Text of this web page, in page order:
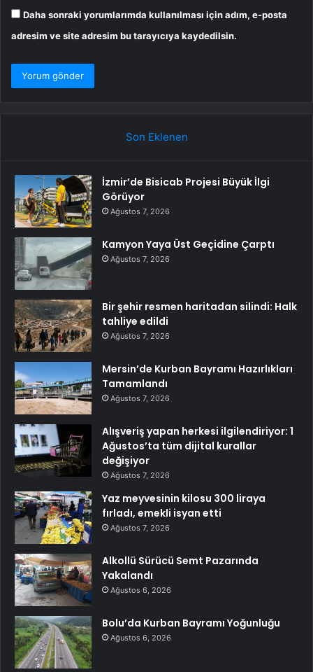
Daha sonraki yorumlarımda kullanılması için adım, e-posta
adresim ve site adresim bu tarayıcıya kaydedilsin.
Son Eklenen
İzmir’de Bisicab Projesi Büyük İlgi
Görüyor
Ağustos 7, 2026
Kamyon Yaya Üst Geçidine Çarptı
Ağustos 7, 2026
Bir şehir resmen haritadan silindi: Halk
tahliye edildi
Ağustos 7, 2026
Mersin’de Kurban Bayramı Hazırlıkları
Tamamlandı
Ağustos 7, 2026
Alışveriş yapan herkesi ilgilendiriyor: 1
Ağustos’ta tüm dijital kurallar
değişiyor
Ağustos 7, 2026
Yaz meyvesinin kilosu 300 liraya
fırladı, emekli isyan etti
Ağustos 7, 2026
Alkollü Sürücü Semt Pazarında
Yakalandı
Ağustos 6, 2026
Bolu’da Kurban Bayramı Yoğunluğu
Ağustos 6, 2026